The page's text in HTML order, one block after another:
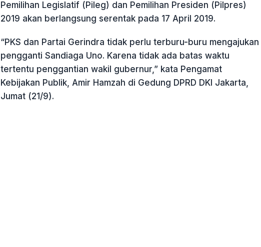
Pemilihan Legislatif (Pileg) dan Pemilihan Presiden (Pilpres)
2019 akan berlangsung serentak pada 17 April 2019.
“PKS dan Partai Gerindra tidak perlu terburu-buru mengajukan
pengganti Sandiaga Uno. Karena tidak ada batas waktu
tertentu penggantian wakil gubernur,” kata Pengamat
Kebijakan Publik, Amir Hamzah di Gedung DPRD DKI Jakarta,
Jumat (21/9).